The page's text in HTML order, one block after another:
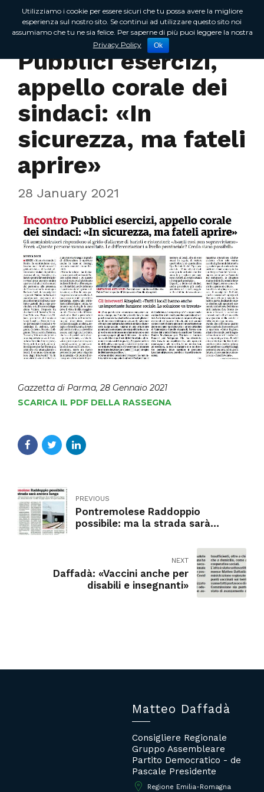
Rassegna Stampa
Pubblici esercizi,
appello corale dei
sindaci: «In
sicurezza, ma fateli
aprire»
28 January 2021
Gazzetta di Parma, 28 Gennaio 2021
SCARICA IL PDF DELLA RASSEGNA
PREVIOUS
Pontremolese Raddoppio
possibile: ma la strada sarà
NEXT
Daffadà: «Vaccini anche per
disabili e insegnanti»
Matteo Daffadà
Consigliere Regionale
Gruppo Assembleare
Partito Democratico - de
Pascale Presidente
Regione Emilia-Romagna
Utilizziamo i cookie per essere sicuri che tu possa avere la migliore
esperienza sul nostro sito. Se continui ad utilizzare questo sito noi
assumiamo che tu ne sia felice. Per saperne di più puoi leggere la nostra
Privacy Policy
Ok